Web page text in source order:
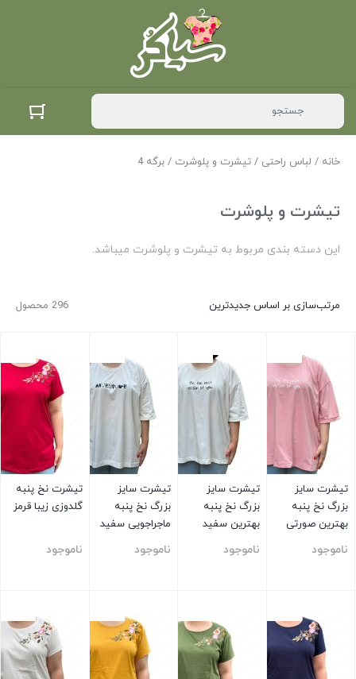
خانه / لباس راحتی / تیشرت و پلوشرت / برگه 4
تیشرت و پلوشرت
این دسته بندی مربوط به تیشرت و پلوشرت میباشد.
296 محصول مرتب‌سازی بر اساس جدیدترین
تیشرت سایز
بزرگ نخ پنبه
بهترین صورتی
ناموجود
تیشرت سایز
بزرگ نخ پنبه
بهترین سفید
ناموجود
تیشرت سایز
بزرگ نخ پنبه
ماجراجویی سفید
ناموجود
تیشرت نخ پنبه
گلدوزی زیبا قرمز
ناموجود